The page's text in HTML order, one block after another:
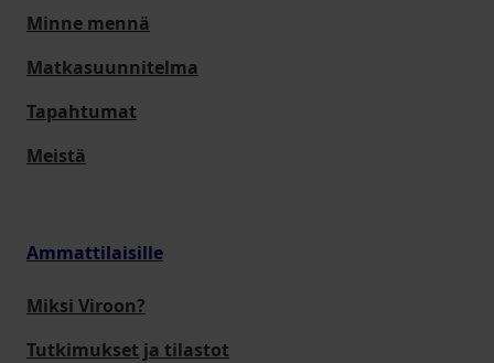
Minne mennä
Matkasuunnitelma
Tapahtumat
Meistä
Ammattilaisille
Miksi Viroon?
Tutkimukset ja tilastot